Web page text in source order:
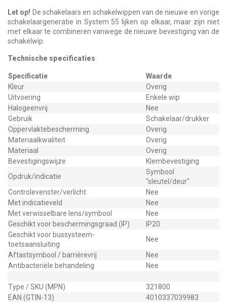
Let op! De schakelaars en schakelwippen van de nieuwe en vorige
schakelaargeneratie in System 55 lijken op elkaar, maar zijn niet
met elkaar te combineren vanwege de nieuwe bevestiging van de
schakelwip.
Technische specificaties
Specificatie
Waarde
Kleur
Overig
Uitvoering
Enkele wip
Halogeenvrij
Nee
Gebruik
Schakelaar/drukker
Oppervlaktebescherming
Overig
Materiaalkwaliteit
Overig
Materiaal
Overig
Bevestigingswijze
Klembevestiging
Opdruk/indicatie
Symbool
"sleutel/deur"
Controlevenster/verlicht
Nee
Met indicatieveld
Nee
Met verwisselbare lens/symbool
Nee
Geschikt voor beschermingsgraad (IP)
IP20
Geschikt voor bussysteem-
toetsaansluiting
Nee
Aftastsymbool / barrièrevrij
Nee
Antibacteriële behandeling
Nee
Type / SKU (MPN)
321800
EAN (GTIN-13)
4010337039983